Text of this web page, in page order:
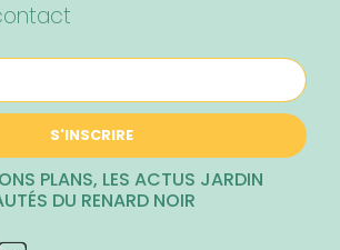
S'INSCRIRE
PLANS, LES ACTUS JARDIN
DU RENARD NOIR